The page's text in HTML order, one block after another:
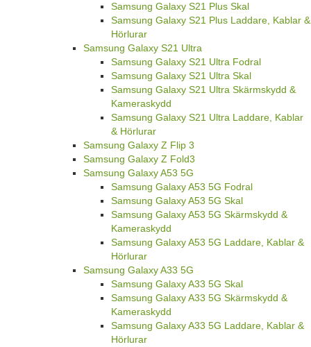
Samsung Galaxy S21 Plus Skal
Samsung Galaxy S21 Plus Laddare, Kablar &
Hörlurar
Samsung Galaxy S21 Ultra
Samsung Galaxy S21 Ultra Fodral
Samsung Galaxy S21 Ultra Skal
Samsung Galaxy S21 Ultra Skärmskydd &
Kameraskydd
Samsung Galaxy S21 Ultra Laddare, Kablar
& Hörlurar
Samsung Galaxy Z Flip 3
Samsung Galaxy Z Fold3
Samsung Galaxy A53 5G
Samsung Galaxy A53 5G Fodral
Samsung Galaxy A53 5G Skal
Samsung Galaxy A53 5G Skärmskydd &
Kameraskydd
Samsung Galaxy A53 5G Laddare, Kablar &
Hörlurar
Samsung Galaxy A33 5G
Samsung Galaxy A33 5G Skal
Samsung Galaxy A33 5G Skärmskydd &
Kameraskydd
Samsung Galaxy A33 5G Laddare, Kablar &
Hörlurar